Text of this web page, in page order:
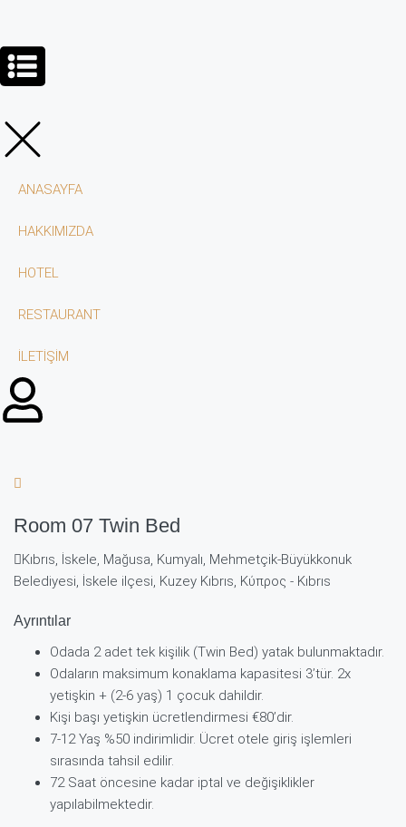
ANASAYFA
HAKKIMIZDA
HOTEL
RESTAURANT
İLETİŞİM
Room 07 Twin Bed
Kıbrıs, İskele, Mağusa, Kumyalı, Mehmetçik-Büyükkonuk
Belediyesi, İskele ilçesi, Kuzey Kıbrıs, Κύπρος - Kıbrıs
Ayrıntılar
Odada 2 adet tek kişilik (Twin Bed) yatak bulunmaktadır.
Odaların maksimum konaklama kapasitesi 3’tür. 2x
yetişkin + (2-6 yaş) 1 çocuk dahildir.
Kişi başı yetişkin ücretlendirmesi €80’dir.
7-12 Yaş %50 indirimlidir. Ücret otele giriş işlemleri
sırasında tahsil edilir.
72 Saat öncesine kadar iptal ve değişiklikler
yapılabilmektedir.